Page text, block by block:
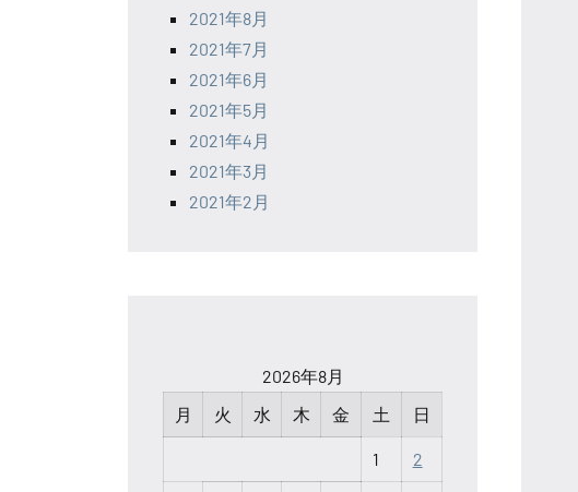
2021年8月
2021年7月
2021年6月
2021年5月
2021年4月
2021年3月
2021年2月
2026年8月
月
火 水 木 金 土 日
1 2